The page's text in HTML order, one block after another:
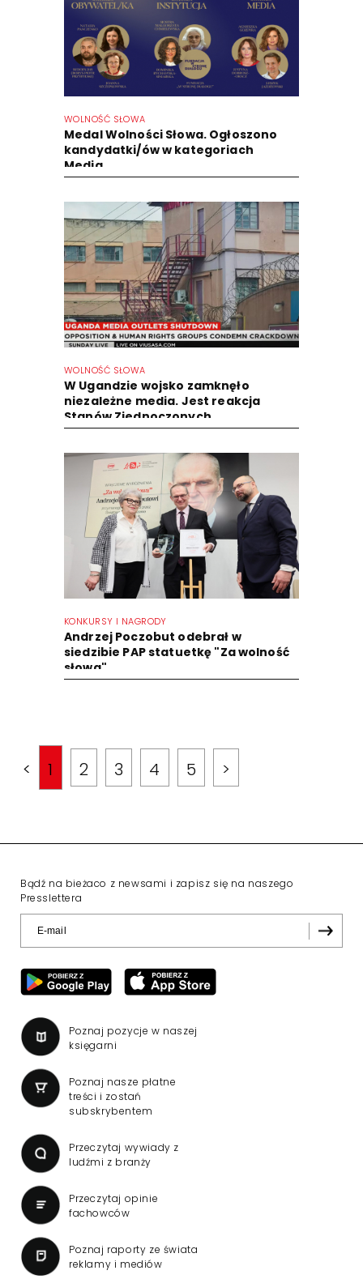
WOLNOŚĆ SŁOWA
Medal Wolności Słowa. Ogłoszono
kandydatki/ów w kategoriach
Media...
WOLNOŚĆ SŁOWA
W Ugandzie wojsko zamknęło
niezależne media. Jest reakcja
Stanów Zjednoczonych
KONKURSY I NAGRODY
Andrzej Poczobut odebrał w
siedzibie PAP statuetkę "Za wolność
słowa"
< 1 2 3 4 5 >
Bądź na bieżaco z newsami i zapisz się na naszego
Presslettera
Poznaj pozycje w naszej
księgarni
Poznaj nasze płatne
treści i zostań
subskrybentem
Przeczytaj wywiady z
ludźmi z branży
Przeczytaj opinie
fachowców
Poznaj raporty ze świata
reklamy i mediów